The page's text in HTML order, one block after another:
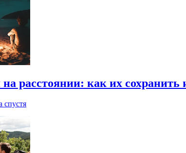
расстоянии: как их
спустя